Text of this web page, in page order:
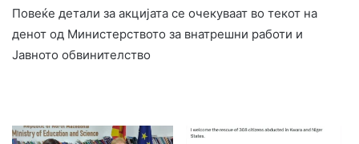
Повеќе детали за акцијата се очекуваат во текот на
денот од Министерството за внатрешни работи и
Јавното обвинителство